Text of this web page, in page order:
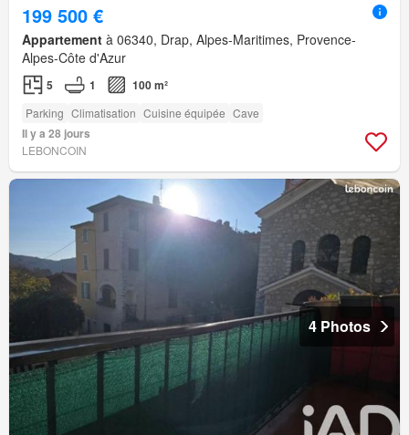
199 500 €
Appartement à 06340, Drap, Alpes-Maritimes, Provence-
Alpes-Côte d'Azur
5 1 100 m²
Parking Climatisation Cuisine équipée Cave
Il y a 28 jours
LEBONCOIN
4 Photos